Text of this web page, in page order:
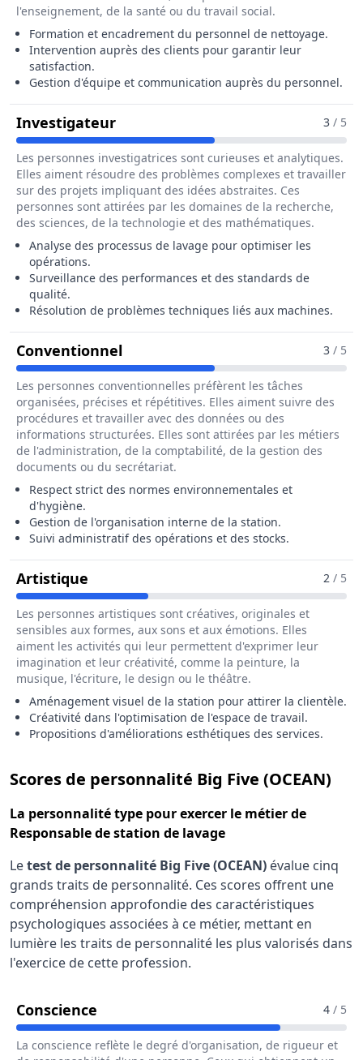
l'enseignement, de la santé ou du travail social.
Formation et encadrement du personnel de nettoyage.
Intervention auprès des clients pour garantir leur
satisfaction.
Gestion d'équipe et communication auprès du personnel.
InvestigateurPour Le Métier De Responsable
3 / 5
Les personnes investigatrices sont curieuses et analytiques.
Elles aiment résoudre des problèmes complexes et travailler
sur des projets impliquant des idées abstraites. Ces
personnes sont attirées par les domaines de la recherche,
des sciences, de la technologie et des mathématiques.
Analyse des processus de lavage pour optimiser les
opérations.
Surveillance des performances et des standards de
qualité.
Résolution de problèmes techniques liés aux machines.
ConventionnelPour Le Métier De Responsable
3 / 5
Les personnes conventionnelles préfèrent les tâches
organisées, précises et répétitives. Elles aiment suivre des
procédures et travailler avec des données ou des
informations structurées. Elles sont attirées par les métiers
de l'administration, de la comptabilité, de la gestion des
documents ou du secrétariat.
Respect strict des normes environnementales et
d'hygiène.
Gestion de l'organisation interne de la station.
Suivi administratif des opérations et des stocks.
Artistique Pour Le Métier De Responsable De
2 / 5
Les personnes artistiques sont créatives, originales et
sensibles aux formes, aux sons et aux émotions. Elles
aiment les activités qui leur permettent d'exprimer leur
imagination et leur créativité, comme la peinture, la
musique, l'écriture, le design ou le théâtre.
Aménagement visuel de la station pour attirer la clientèle.
Créativité dans l'optimisation de l'espace de travail.
Propositions d'améliorations esthétiques des services.
Scores de personnalité Big Five (OCEAN)
La personnalité type pour exercer le métier de
Responsable de station de lavage
Letest de personnalité Big Five (OCEAN) évalue cinq
grands traits de personnalité. Ces scores offrent une
compréhension approfondie des caractéristiques
psychologiques associées à ce métier, mettant en
lumière les traits de personnalité les plus valorisés dans
l'exercice de cette profession.
Conscience Pour Le Métier De Responsable De
4 / 5
La conscience reflète le degré d'organisation, de rigueur et